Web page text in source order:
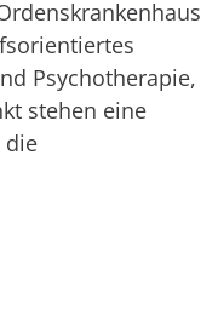
Psychotherapie,
stehen eine
die